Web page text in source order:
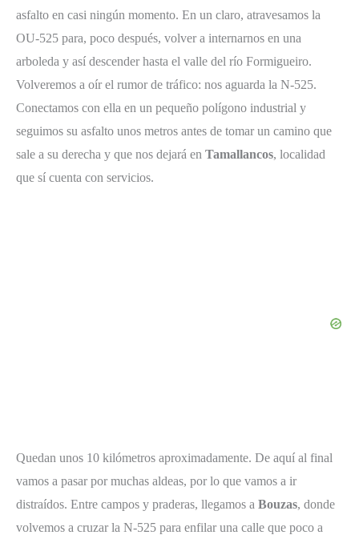
asfalto en casi ningún momento. En un claro, atravesamos la
OU-525 para, poco después, volver a internarnos en una
arboleda y así descender hasta el valle del río Formigueiro.
Volveremos a oír el rumor de tráfico: nos aguarda la N-525.
Conectamos con ella en un pequeño polígono industrial y
seguimos su asfalto unos metros antes de tomar un camino que
sale a su derecha y que nos dejará en Tamallancos, localidad
que sí cuenta con servicios.
Quedan unos 10 kilómetros aproximadamente. De aquí al final
vamos a pasar por muchas aldeas, por lo que vamos a ir
distraídos. Entre campos y praderas, llegamos a Bouzas, donde
volvemos a cruzar la N-525 para enfilar una calle que poco a